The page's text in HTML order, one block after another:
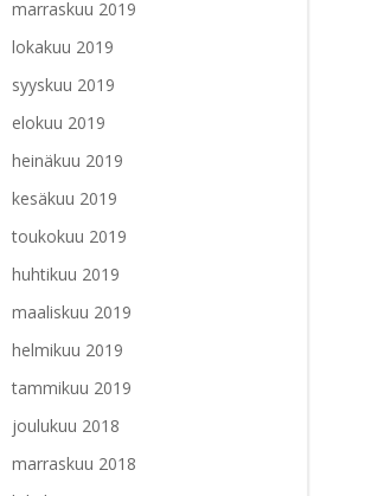
marraskuu 2019
lokakuu 2019
syyskuu 2019
elokuu 2019
heinäkuu 2019
kesäkuu 2019
toukokuu 2019
huhtikuu 2019
maaliskuu 2019
helmikuu 2019
tammikuu 2019
joulukuu 2018
marraskuu 2018